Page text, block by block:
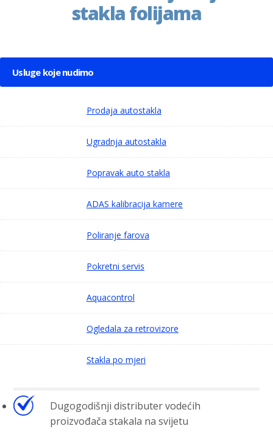
stakla folijama
Usluge koje nudimo
Prodaja autostakla
Ugradnja autostakla
Popravak auto stakla
ADAS kalibracija kamere
Poliranje farova
Pokretni servis
Aquacontrol
Ogledala za retrovizore
Stakla po mjeri
Dugogodišnji distributer vodećih
proizvođača stakala na svijetu